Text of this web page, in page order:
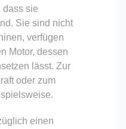
dass sie
Sie sind nicht
verfügen
Motor, dessen
lässt. Zur
oder zum
einen